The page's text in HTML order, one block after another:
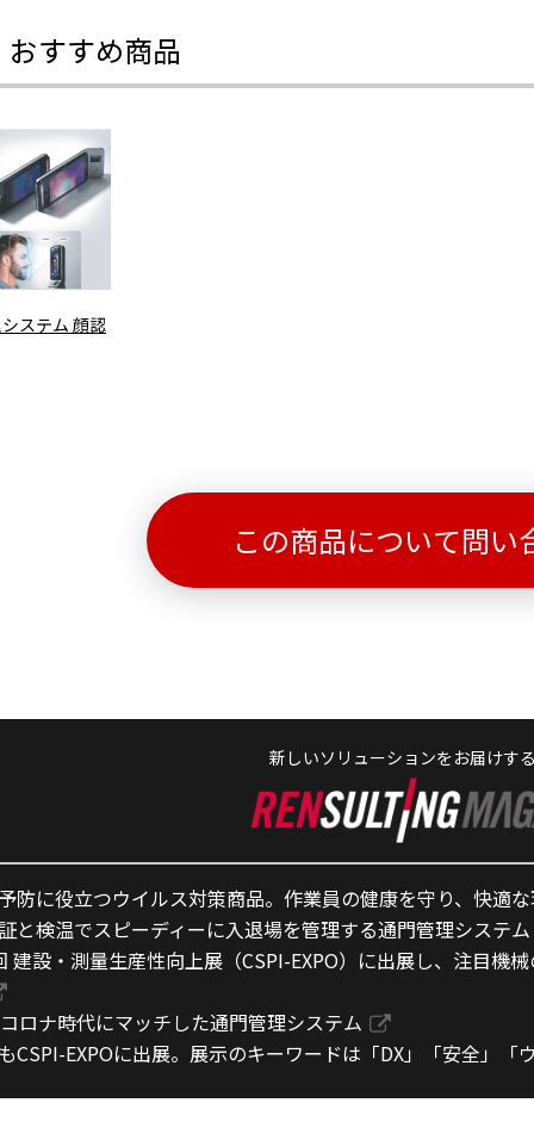
すすめ商品
ステム 顔認
この商品について問い
新しいソリューションをお届けす
防に役立つウイルス対策商品。作業員の健康を守り、快適
と検温でスピーディーに入退場を管理する通門管理システ
建設・測量生産性向上展（CSPI-EXPO）に出展し、注目機
ロナ時代にマッチした通門管理システム
CSPI-EXPOに出展。展示のキーワードは「DX」「安全」「